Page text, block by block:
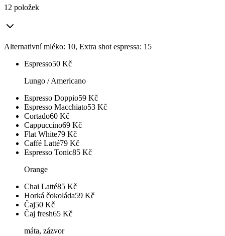
12 položek
Alternativní mléko: 10, Extra shot espressa: 15
Espresso50 Kč
Lungo / Americano
Espresso Doppio59 Kč
Espresso Macchiato53 Kč
Cortado60 Kč
Cappuccino69 Kč
Flat White79 Kč
Caffé Latté79 Kč
Espresso Tonic85 Kč
Orange
Chai Latté85 Kč
Horká čokoláda59 Kč
Čaj50 Kč
Čaj fresh65 Kč
máta, zázvor